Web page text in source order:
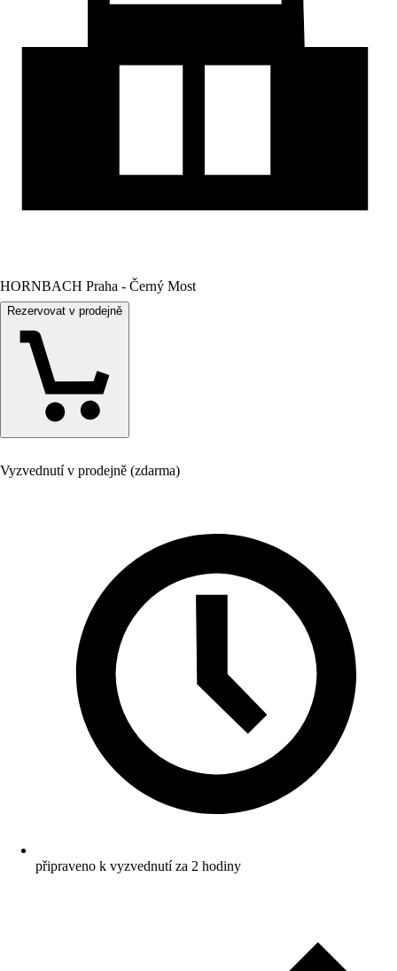
HORNBACH Praha - Černý Most
Rezervovat v prodejně
Vyzvednutí v prodejně (zdarma)
připraveno k vyzvednutí za 2 hodiny